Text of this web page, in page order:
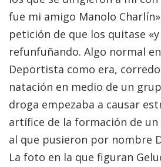
fue mi amigo Manolo
petición de que los quitase
refunfuñando. Algo normal
Deportista como era,
natación en medio de un
droga empezaba a causar
artífice de la formación de
al que pusieron por nombre
La foto en la que figuran